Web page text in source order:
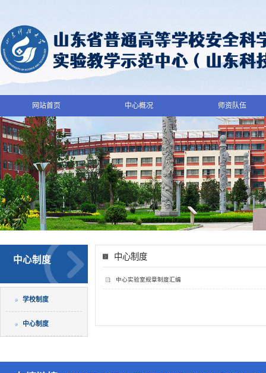
网站首页 中心概况 师资队伍
中心制度
学校制度
中心制度
中心制度
中心实验室规章制度汇编